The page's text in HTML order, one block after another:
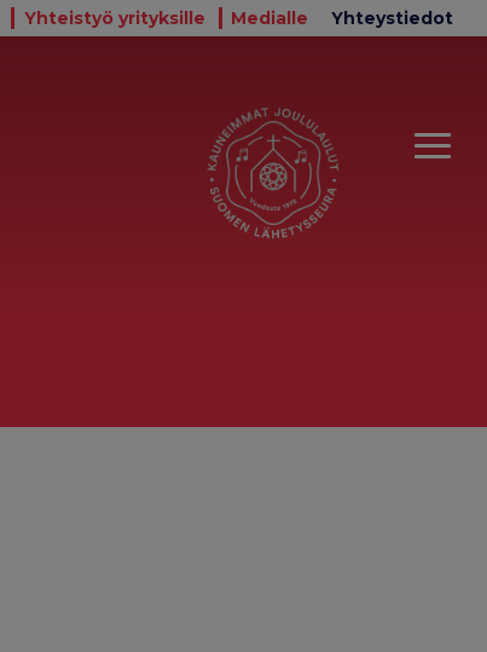
Yhteistyö yrityksille Medialle Yhteystiedot